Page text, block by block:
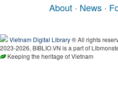
About · News ·
Vietnam Digital Library® All rights
2023-2026, BIBLIO.VN is a part of
Keeping the heritage of Vietnam